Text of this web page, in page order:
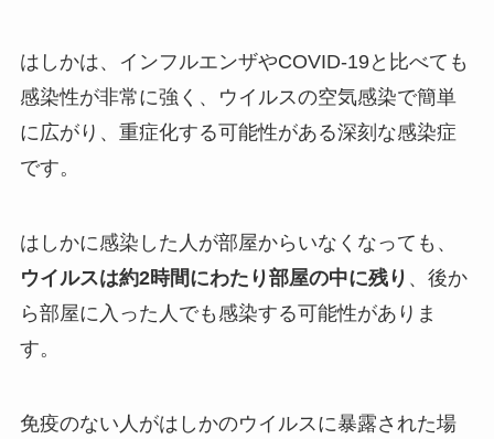
はしかは、インフルエンザやCOVID-19と比べても
感染性が非常に強く、ウイルスの空気感染で簡単
に広がり、重症化する可能性がある深刻な感染症
です。
はしかに感染した人が部屋からいなくなっても、
ウイルスは約2時間にわたり部屋の中に残り 、後か
ら部屋に入った人でも感染する可能性がありま
す。
免疫のない人がはしかのウイルスに暴露された場